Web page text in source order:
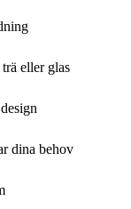
eller glas
dina behov